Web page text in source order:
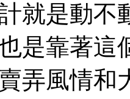
就是動不
是靠著這
弄風情和